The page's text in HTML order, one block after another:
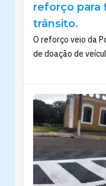
reforço para
trânsito.
O reforço veio da
de doação de